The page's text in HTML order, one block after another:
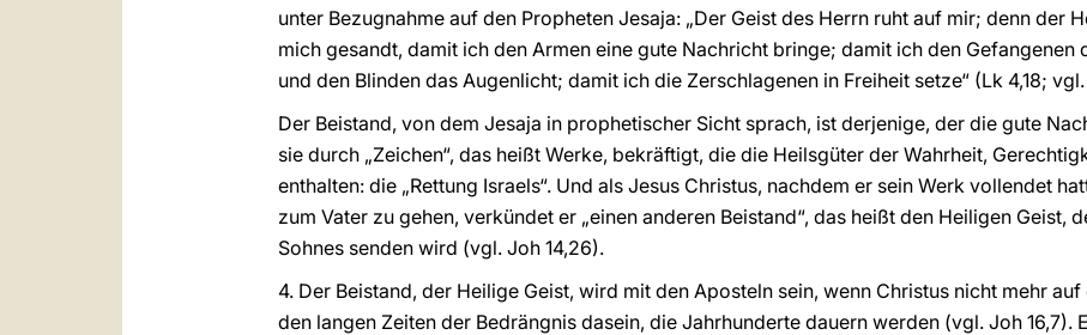
unter Bezugnahme auf den Propheten Jesaja: „Der Geist des Herrn ruht auf mir; denn der
mich gesandt, damit ich den Armen eine gute Nachricht bringe; damit ich den Gefangenen
und den Blinden das Augenlicht; damit ich die Zerschlagenen in Freiheit setze“ (Lk 4,18; vgl.
Der Beistand, von dem Jesaja in prophetischer Sicht sprach, ist derjenige, der die gute
sie durch „Zeichen“, das heißt Werke, bekräftigt, die die Heilsgüter der Wahrheit,
enthalten: die „Rettung Israels“. Und als Jesus Christus, nachdem er sein Werk vollendet
zum Vater zu gehen, verkündet er „einen anderen Beistand“, das heißt den Heiligen Geist,
Sohnes senden wird (vgl. Joh 14,26).
4. Der Beistand, der Heilige Geist, wird mit den Aposteln sein, wenn Christus nicht mehr
den langen Zeiten der Bedrängnis dasein, die Jahrhunderte dauern werden (vgl. Joh 16,7).